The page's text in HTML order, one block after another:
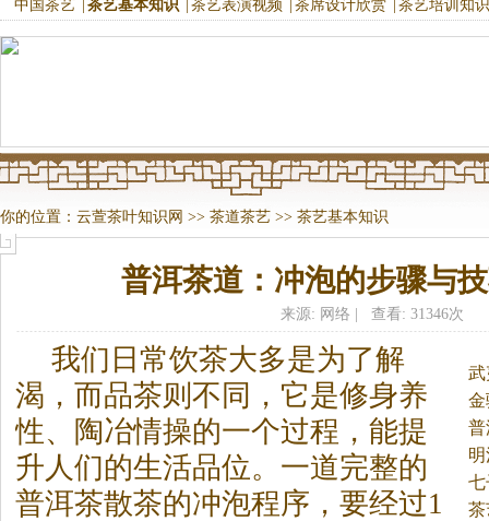
中国茶艺 茶艺基本知识 茶艺表演视频 茶席设计欣赏 茶艺培训知识
你的位置： 云萱茶叶知识网 >> 茶道茶艺 >> 茶艺基本知识
普洱茶道：冲泡的步骤与
来源: 网络 | 查看: 31346次
我们日常饮茶大多是为了解
渴，而品茶则不同，它是修身养
性、陶冶情操的一个过程，能提
升人们的生活品位。 一道完整的
普洱茶散茶的冲泡程序，要经过1